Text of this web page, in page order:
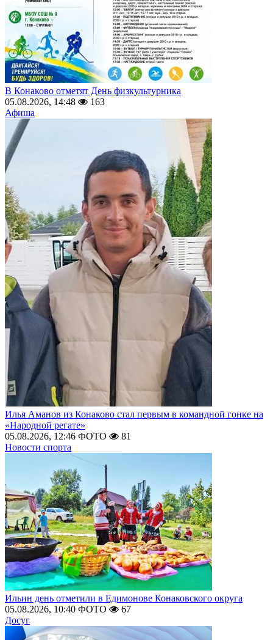
В Конаково отметят День физкультурника
05.08.2026, 14:48
163
Афиша
Илья Аманов из Конаково стал первым в командной гонке на
«Народной регате»
05.08.2026, 12:46 ФОТО
81
Новости спорта
Ильин день отметили в Едимонове Конаковского округа
05.08.2026, 10:40 ФОТО
67
Досуг